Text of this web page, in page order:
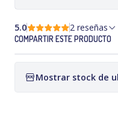
5.0 2 reseñas
COMPARTIR ESTE PRODUCTO
Mostrar stock de